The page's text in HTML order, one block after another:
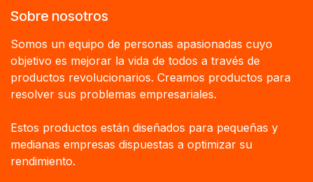
Sobre nosotros
Somos un equipo de personas apasionadas cuyo
objetivo es mejorar la vida de todos a través de
productos revolucionarios. Creamos productos para
resolver sus problemas empresariales.
Estos productos están diseñados para pequeñas y
medianas empresas dispuestas a optimizar su
rendimiento.